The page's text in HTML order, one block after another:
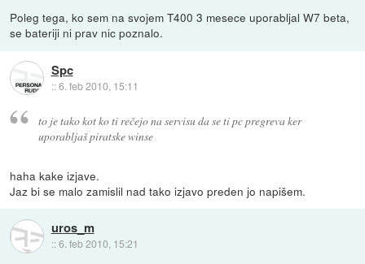
Poleg tega, ko sem na svojem T400 3 mesece uporabljal W7 beta,
se bateriji ni prav nic poznalo.
Spc
::6. feb 2010, 15:11
to je tako kot ko ti rečejo na servisu da se ti pc pregreva ker
uporabljaš piratske winse
haha kake izjave.
Jaz bi se malo zamislil nad tako izjavo preden jo napišem.
uros_m
::6. feb 2010, 15:21